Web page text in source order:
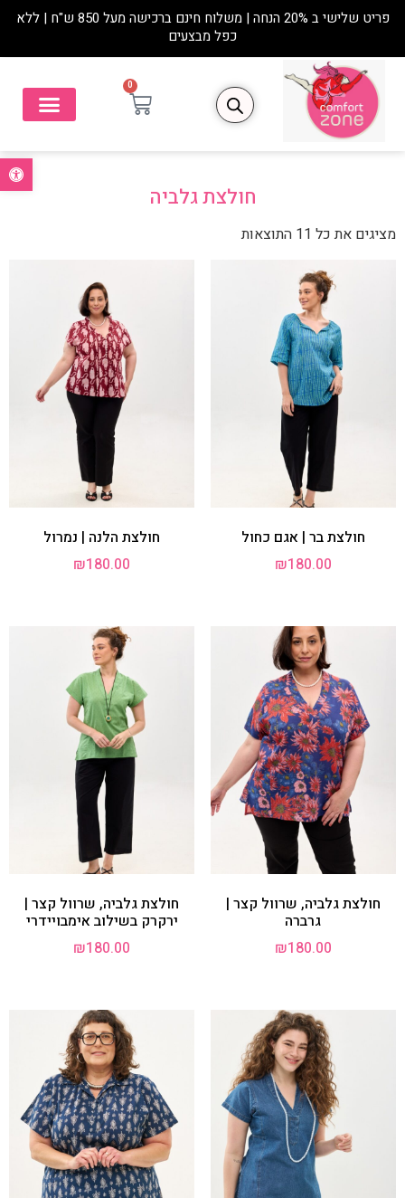
פתח
פריט שלישי ב 20% הנחה | משלוח חינם ברכישה מעל 850 ש"ח | ללא
כפל מבצעים
0
חולצת גלביה
מציגים את כל ⁦11⁩ התוצאות
חולצת בר | אגם כחול
₪180.00
חולצת הלנה | נמרול
₪180.00
חולצת גלביה, שרוול קצר |
גרברה
₪180.00
חולצת גלביה, שרוול קצר |
ירקרק בשילוב אימבויידרי
₪180.00